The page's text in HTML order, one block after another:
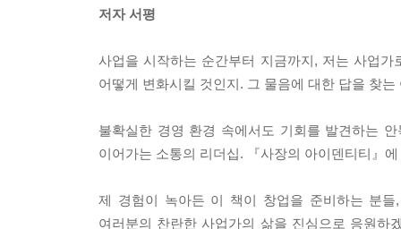
저자 서평
사업을 시작하는 순간부터 지금까지, 저는 사업
어떻게 변화시킬 것인지. 그 물음에 대한 답을 찾
불확실한 경영 환경 속에서도 기회를 발견하는
이어가는 소통의 리더십. 『사장의 아이덴티티』
제 경험이 녹아든 이 책이 창업을 준비하는 분
여러분의 찬란한 사업가의 삶을 진심으로 응원하